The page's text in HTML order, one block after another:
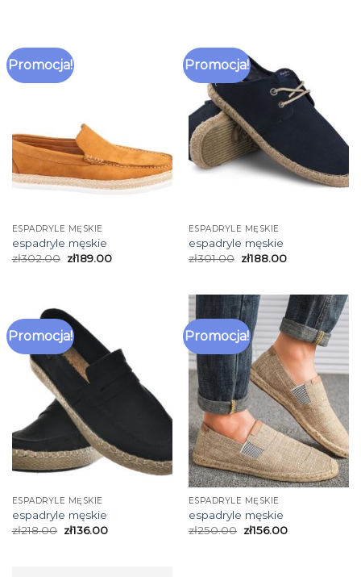
Promocja!
ESPADRYLE MĘSKIE
espadryle męskie
zł302.00 zł189.00
Promocja!
ESPADRYLE MĘSKIE
espadryle męskie
zł301.00 zł188.00
Promocja!
ESPADRYLE MĘSKIE
espadryle męskie
zł218.00 zł136.00
Promocja!
ESPADRYLE MĘSKIE
espadryle męskie
zł250.00 zł156.00